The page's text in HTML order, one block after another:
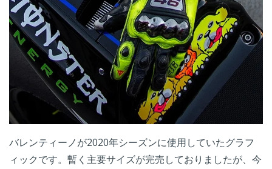
バレンティーノが2020年シーズンに使用していたグラフ
ィックです。暫く主要サイズが完売しておりましたが、今